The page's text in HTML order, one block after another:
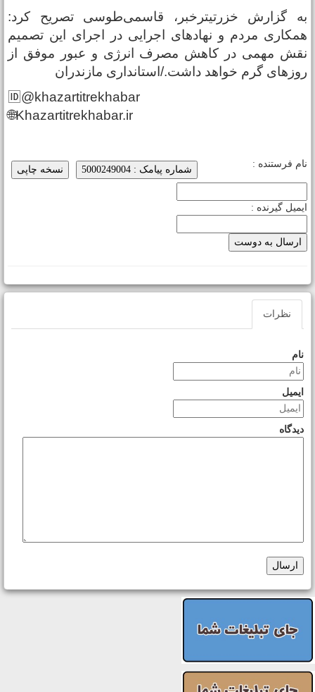
گزارش خزرتیترخبر، قاسمی‌طوسی تصریح کرد:
مردم و نهاد‌های اجرایی در اجرای این تصمیم
مهمی در کاهش مصرف انرژی و عبور موفق از
گرم خواهد داشت./استانداری مازندران
🆔@khazartitrekhabar
🌐Khazartitrekhabar.ir
نسخه چاپی شماره پیامک : 5000249004
فرستنده :
گیرنده :
نظرات
نام
ایمیل
دیدگاه
ارسال